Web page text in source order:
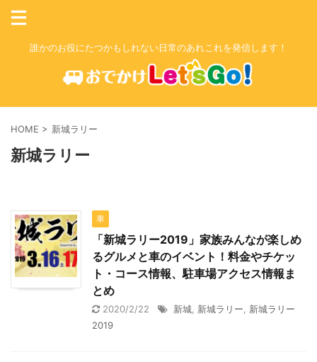
誰かのお役にたつかもしれない日常のあれこれを発信します！
HOME > 新城ラリー
新城ラリー
車
「新城ラリー2019」家族みんなが楽しめ
るグルメと車のイベント！料金やチケッ
ト・コース情報、駐車場アクセス情報ま
とめ
2020/2/22 新城 新城ラリー
新城ラリー
2019